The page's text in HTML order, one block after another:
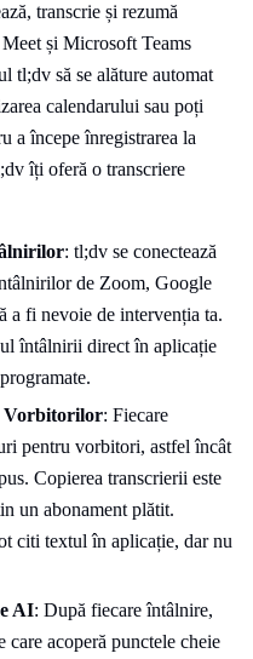
transcrie și rezumă
și Microsoft Teams
tl;dv să se alăture automat
calendarului sau poți
a începe înregistrarea la
îți oferă o transcriere
: tl;dv se conectează
de Zoom, Google
a fi nevoie de intervenția ta.
întâlnirii direct în aplicație
Vorbitorilor: Fiecare
pentru vorbitori, astfel încât
Copierea transcrierii este
un abonament plătit.
citi textul în aplicație, dar nu
AI: După fiecare întâlnire,
care acoperă punctele cheie